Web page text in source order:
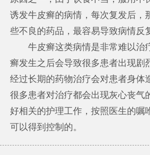
诱发牛皮癣的病情，每次复发后，
些不良的药品，最容易导致病情反
牛皮癣这类病情是非常难以治
癣发生之后会导致很多患者出现剧
经过长期的药物治疗会对患者身体
很多患者对治疗都会出现灰心丧气
好相关的护理工作，按照医生的嘱
可以得到控制的。